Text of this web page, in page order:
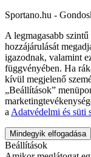
Sportano.hu -
A legmagasabb
hozzájárulását
igazodnak, valamint
függvényében. Ha
kívül megjelenő
„Beállítások”
a Adatvédelmi és süti
Mindegyik elfogadása
Beállítások